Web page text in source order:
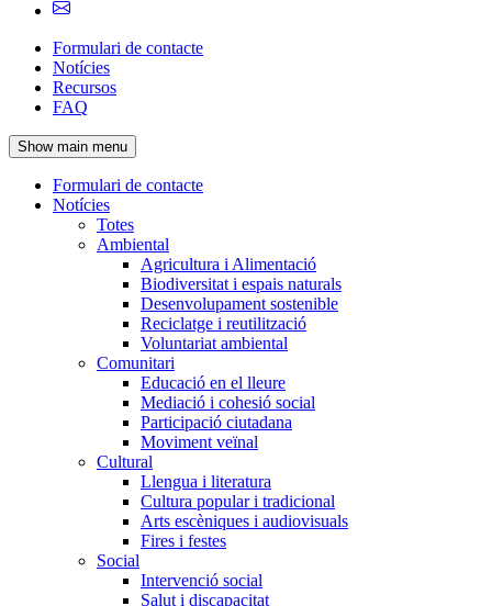
Navegació
principal
de
l'encapçalament
Formulari de contacte
Notícies
Recursos
FAQ
Show main menu
Navegació
principal
Formulari de contacte
Notícies
Totes
Ambiental
Agricultura i Alimentació
Biodiversitat i espais naturals
Desenvolupament sostenible
Reciclatge i reutilització
Voluntariat ambiental
Comunitari
Educació en el lleure
Mediació i cohesió social
Participació ciutadana
Moviment veïnal
Cultural
Llengua i literatura
Cultura popular i tradicional
Arts escèniques i audiovisuals
Fires i festes
Social
Intervenció social
Salut i discapacitat